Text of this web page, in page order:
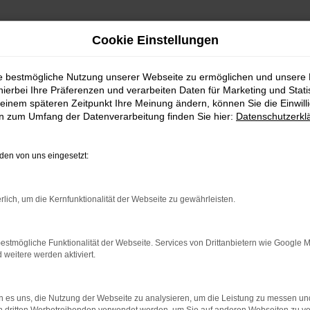
für Wasserburg
für
es um das passende Auto für Wasserburg geht.
Autohaus uneingeschränkt empfohlen. Wer
mit welcher Motorisierung, Lackfarbe und
und beraten Sie kompetent und entsprechend
mit Ihnen die Vorteile der einzelnen Modelle.
Cookie Einstellungen
bestmögliche Nutzung unserer Webseite zu ermöglichen und unsere
Ihre Präferenzen und verarbeiten Daten für Marketing und
späteren Zeitpunkt Ihre Meinung ändern, können Sie die
zum Umfang der Datenverarbeitung finden Sie hier:
von uns eingesetzt:
um die Kernfunktionalität der Webseite zu gewährleisten.
Funktionalität der Webseite. Services von Drittanbietern wie Google
weitere werden aktiviert.
es uns, die Nutzung der Webseite zu analysieren, um die Leistung zu messen